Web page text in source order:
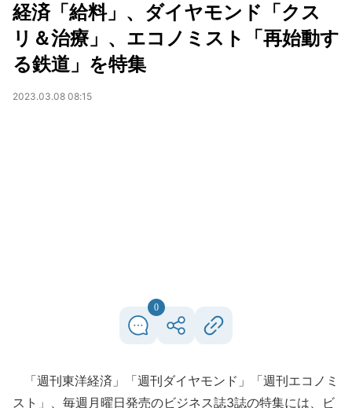
経済「給料」、ダイヤモンド「クス
リ＆治療」、エコノミスト「再始動す
る鉄道」を特集
2023.03.08 08:15
0
「週刊東洋経済」「週刊ダイヤモンド」「週刊エコノミ
スト」、毎週月曜日発売のビジネス誌3誌の特集には、ビ